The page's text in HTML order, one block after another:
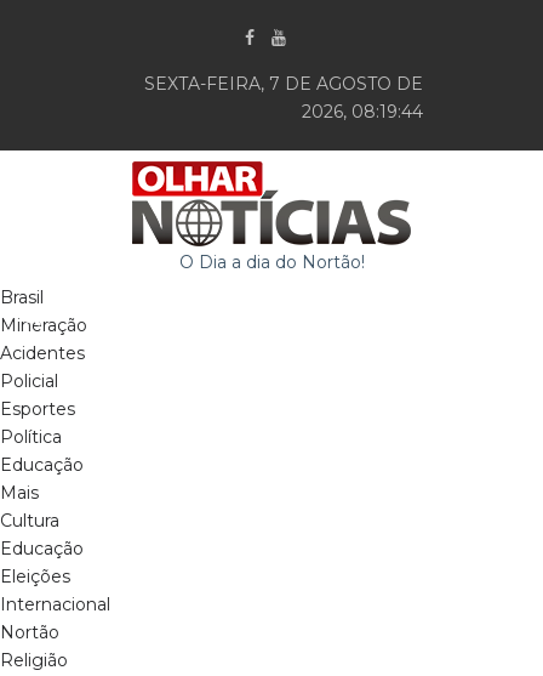
SEXTA-FEIRA, 7 DE AGOSTO DE
2026, 08:19:45
O Dia a dia do Nortão!
Brasil
Mineração
Acidentes
Policial
Esportes
Política
Educação
Mais
Cultura
Educação
Eleições
Internacional
Nortão
Religião